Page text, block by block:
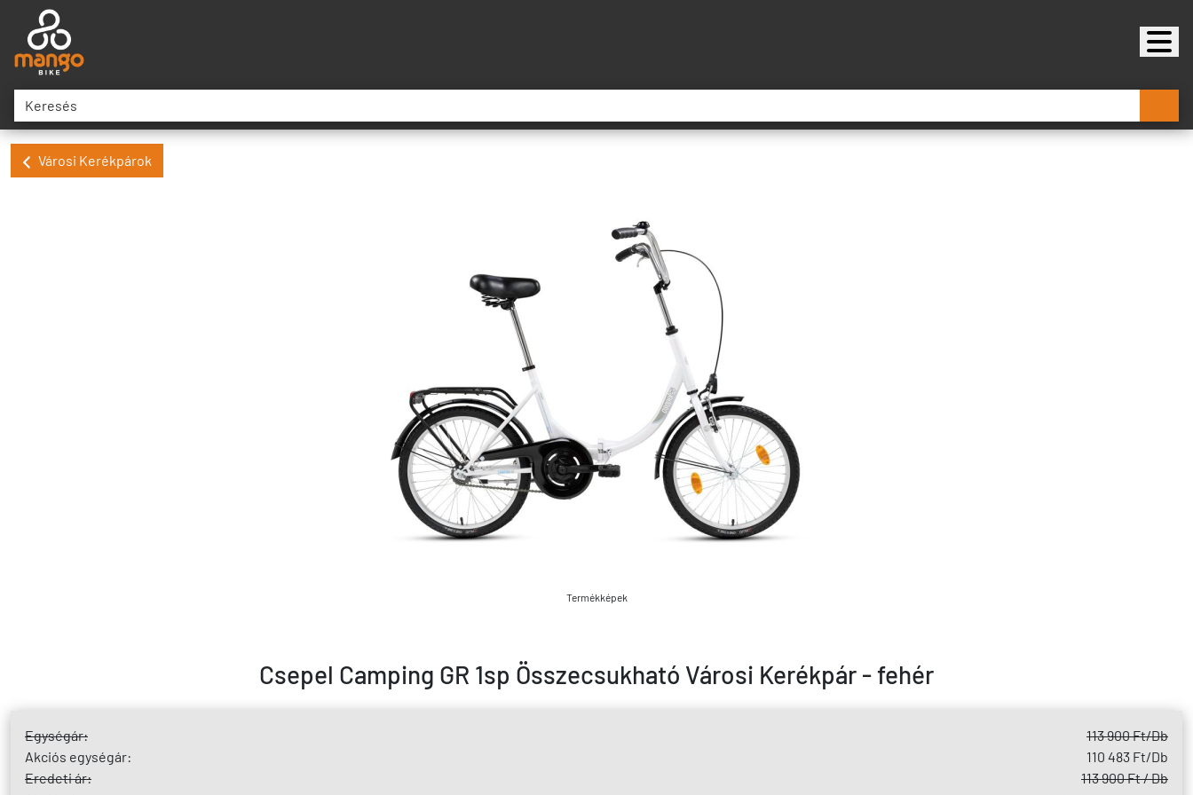
Városi Kerékpárok
Termékképek
Csepel Camping GR 1sp Összecsukható Városi Kerékpár - fehér
Egységár: 113 900 Ft/Db
Akciós egységár:
110 483 Ft/Db
Eredeti ár:
113 900 Ft / Db